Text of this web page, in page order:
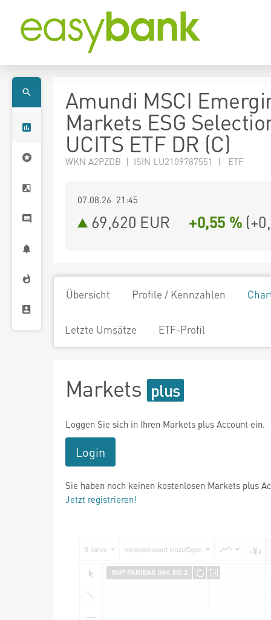
Amundi MSCI
Markets ESG
UCITS ETF DR (C)
WKN A2PZDB | ISIN LU2109787551 | ETF
07.08.26 21:45
69,620 EUR +0,55 % (
Übersicht Profile / Kennzahlen
Letzte Umsätze ETF-Profil
Markets
Loggen Sie sich in Ihren Markets plus Account ein.
Login
Sie haben noch keinen kostenlosen Markets plus
Jetzt registrieren!